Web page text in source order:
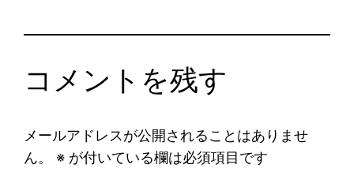
コメントを残す
メールアドレスが公開されることはありませ
ん。
※ が付いている欄は必須項目です